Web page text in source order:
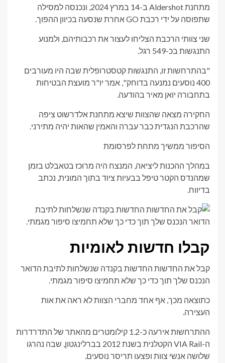
מתחנת Aldershot ב-14 במרץ 2024, ונכנסה למסילה
שתפוסה על ידי רכבת GO אחרת שנסעה בכיוון ההפוך.
שני צוותי הרכבת הצליחו לעצור את רכבותיהם, ולמנוע
התנגשות בכ-549 רגל.
"בהתרחשות זו, התנגשות קטסטרופלית שבה היו מעורבים
400 נוסעים נמנעה בדוחק", אמר יו"ר מועצת הבטיחות
בתחבורה יואן מאיר בהודעה.
החקירה מצאה שהצוות שיצא מתחנת אלדרשוט ציפה
שהרכבת הנגדית כבר עברה והאמין שהאות יהיה מתירני.
הסיפור ממשיך מתחת לפרסומת
במהלך ההכנות ליציאה, המנצח היה מרוכז בטאבלט בזמן
שמהנדס הקטר טיפל בבעיות ציוד בתוך המונית, נכתב
בדיווח.
קבלו חדשות לאומיות
קבל את החדשות החדשות בקנדה שנשלחות לתיבת הדואר
הנכנס שלך תוך כדי כך שלא תחמיצו סיפור מגמתי.
כתוצאה מכך, אף אחד מחברי הצוות לא ראה את אות
העצירה.
ההתרחשות אירעה כ-1.2 קילומטרים מהאתר של התדרדרות
ה-VIA Rail הקטלנית בשנת 2012 בברלינגטון, שבה נהרגו
שלושה אנשי צוות ופצעו תריסר נוסעים.